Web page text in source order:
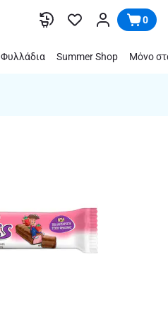
0
Φυλλάδια Summer Shop Μόνο